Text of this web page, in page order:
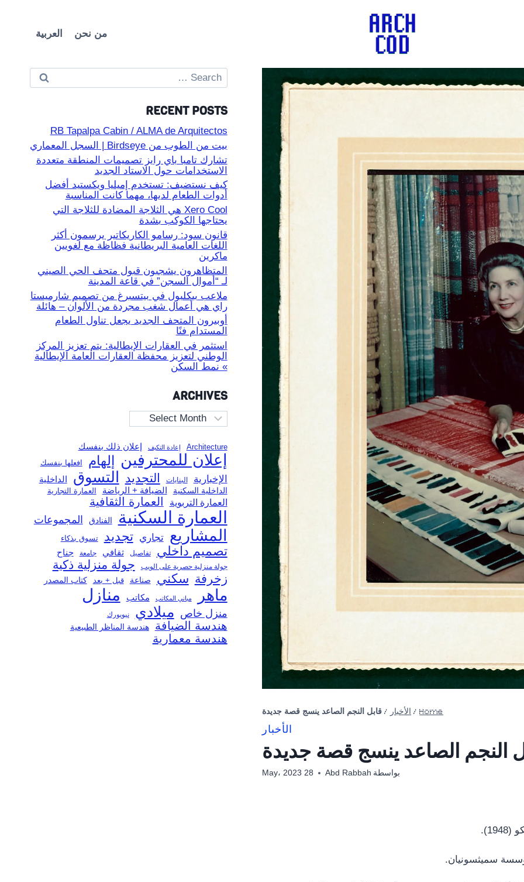
من نحن العربية
Home
/ الأخبار / قابل النجم الصاعد ينسج قصة جديدة
الأخبار
النجم الصاعد ينسج قصة جديدة
بواسطة Abd Rabbah 28 May، 2023
سميثسونيان.
Search
for:
RECENT POSTS
RB Tapalpa Cabin / ALMA de Arquitectos
بيت من الطوب من Birdseye | السجل المعماري
تشارك تامبا باي رايز تصميمات المنطقة متعددة
الاستخدامات حول الاستاد الجديد
كيف نستضيف: تستخدم إميليا ويكستيد أفضل
أدوات الطعام لديها، مهما كانت المناسبة
Xero Cool هي الثلاجة المضادة للثلاجة التي
يحتاجها الكوكب بشدة
قانون سود: رسامو الكاريكاتير يرسمون أكثر
اللغات العامية البريطانية فظاظة مع لغويين
ماكرين
المتظاهرون يشجبون قبول متحف الحي الصيني
لـ “أموال السجن” في قاعة المدينة
ملاعب بيكلبول في بيتسبرغ من تصميم شارميستا
راي هي أعمال شغب مجردة من الألوان – هائلة
أوبيرون المتحف الجديد يجعل تناول الطعام
المستدام فنًا
استثمر في العقارات الإيطالية: يتم تعزيز المركز
الوطني لتعزيز محفظة العقارات العامة الإيطالية
» نمط السكن
ARCHIVES
Archives
Architecture إعادة التكيف إعلان ذلك بنفسك
إعلان للمحترفين إلهام افعلها بنفسك
الإخبارية البنايات التجديد التسوق الداخلية
الداخلية السكنية الضيافة + الرياضة العمارة التجارية
العمارة التربوية العمارة الثقافية
العمارة السكنية الفنادق المجموعات
المشاريع تجاري تجديد تسوق بذكاء
تصميم داخلي تفاصيل ثقافي جامعة جناح
جولة منزلية حصرية على الويب
جولة منزلية ذكية
زخرفة سكني صناعة قبل + بعد كتاب المصدر
ماهر مباني المكاتب مكاتب منازل
منزل خاص ميلادي نيويورك
هندسة الضيافة هندسة المناظر الطبيعية
هندسة معمارية